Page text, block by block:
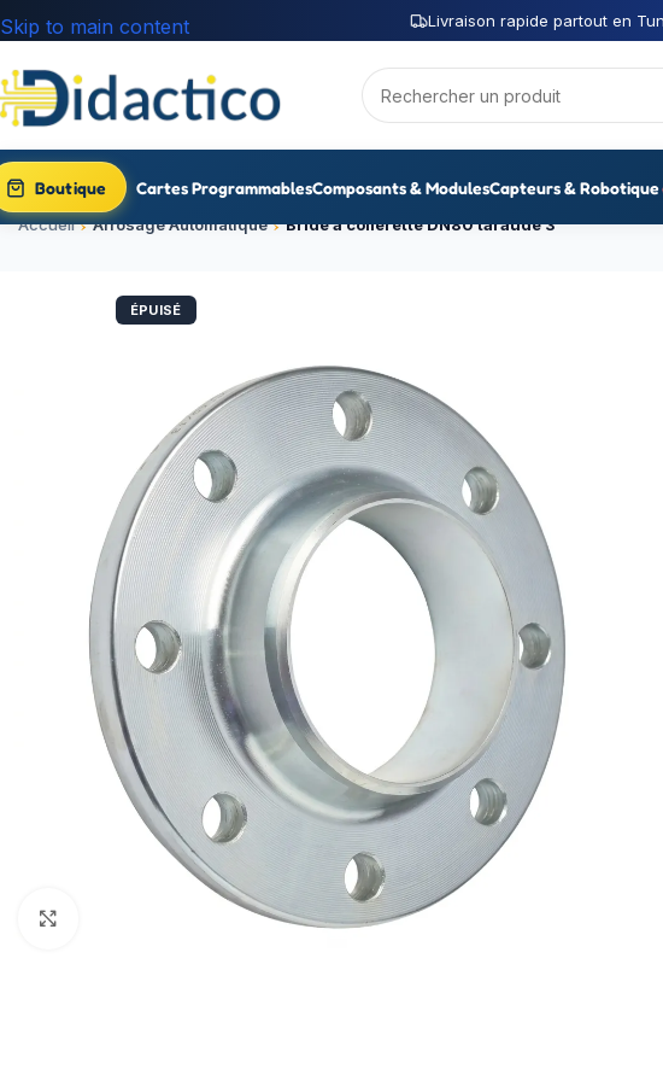
Livraison rapide partout en
Skip to main content
Boutique Cartes ProgrammablesComposants & ModulesCapteurs & Robotique
Accueil Arrosage Automatique Bride à collerette DN80 taraudé 3″
ÉPUISÉ